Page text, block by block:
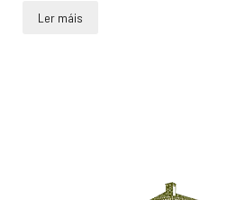
Ler máis